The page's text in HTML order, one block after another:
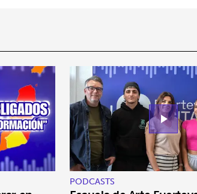
play_arrow
PODCASTS